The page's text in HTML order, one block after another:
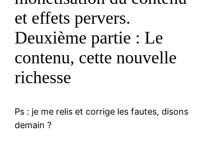
et effets pervers.
Deuxième partie : Le
contenu, cette nouvelle
richesse
Ps : je me relis et corrige les fautes, disons
demain ?